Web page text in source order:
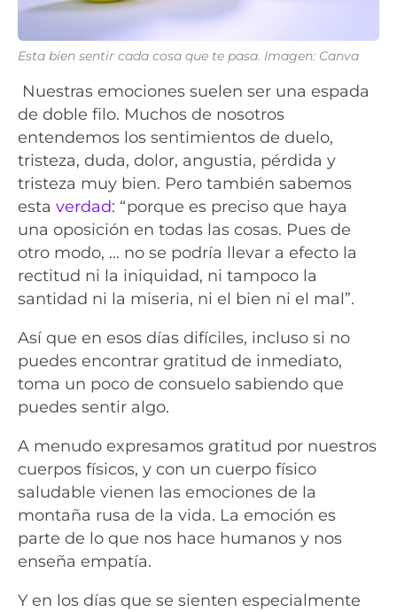
Esta bien sentir cada cosa que te pasa. Imagen: Canva
Nuestras emociones suelen ser una espada
de doble filo. Muchos de nosotros
entendemos los sentimientos de duelo,
tristeza, duda, dolor, angustia, pérdida y
tristeza muy bien. Pero también sabemos
esta verdad: “porque es preciso que haya
una oposición en todas las cosas. Pues de
otro modo, … no se podría llevar a efecto la
rectitud ni la iniquidad, ni tampoco la
santidad ni la miseria, ni el bien ni el mal”.
Así que en esos días difíciles, incluso si no
puedes encontrar gratitud de inmediato,
toma un poco de consuelo sabiendo que
puedes sentir algo.
A menudo expresamos gratitud por nuestros
cuerpos físicos, y con un cuerpo físico
saludable vienen las emociones de la
montaña rusa de la vida. La emoción es
parte de lo que nos hace humanos y nos
enseña empatía.
Y en los días que se sienten especialmente